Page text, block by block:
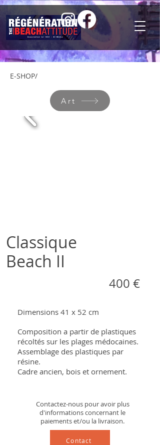
E-SHOP/
Art
Classique
Beach II
400 €
Dimensions 41 x 52 cm
Composition a partir de plastiques
récoltés sur les plages médocaines.
Assemblage des plastiques par
résine.
Cadre ancien, bois et ornement.
Contactez-nous pour avoir plus
d'informations concernant le
paiements et/ou la livraison.
Contact